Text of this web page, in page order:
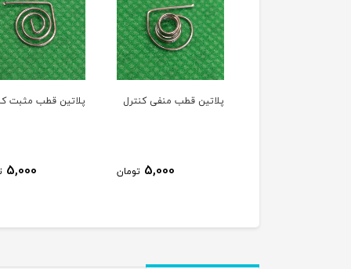
پلاتین قطب منفی کنترل
5,000 تومان
پلاتین قطب مثبت
5,000